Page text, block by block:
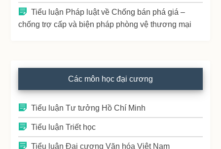
Tiểu luận Pháp luật về Chống bán phá giá –
chống trợ cấp và biện pháp phòng vệ thương mại
Các môn học đại cương
Tiểu luận Tư tưởng Hồ Chí Minh
Tiểu luận Triết học
Tiểu luận Đại cương Văn hóa Việt Nam